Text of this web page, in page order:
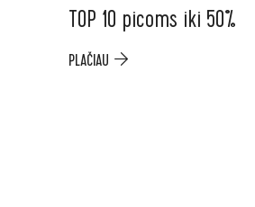
TOP 10 picoms iki 50%
PLAČIAU